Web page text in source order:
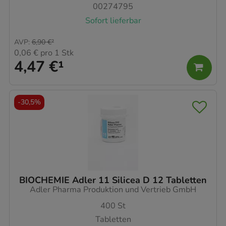
00274795
Sofort lieferbar
4,47 €¹
AVP: 6,90 €²
0,06 € pro 1 Stk
BIOCHEMIE Adler 11 Silicea D 12 Tabletten
Adler Pharma Produktion und Vertrieb GmbH
400 St
Tabletten
-30,5%